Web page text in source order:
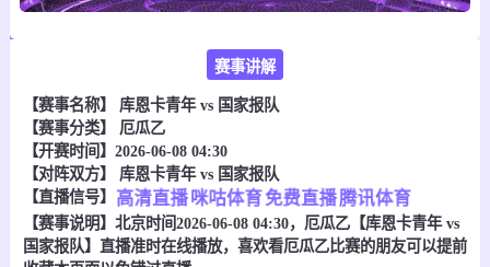
赛事讲解
【赛事名称】 库恩卡青年 vs 国家报队
【赛事分类】 厄瓜乙
【开赛时间】2026-06-08 04:30
【对阵双方】 库恩卡青年 vs 国家报队
【直播信号】
高清直播咪咕体育免费直播腾讯体育
【赛事说明】北京时间2026-06-08 04:30，厄瓜乙【库恩卡青年 vs
国家报队】直播准时在线播放，喜欢看厄瓜乙比赛的朋友可以提前